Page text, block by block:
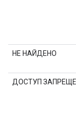
НЕ НАЙДЕНО
ДОСТУП